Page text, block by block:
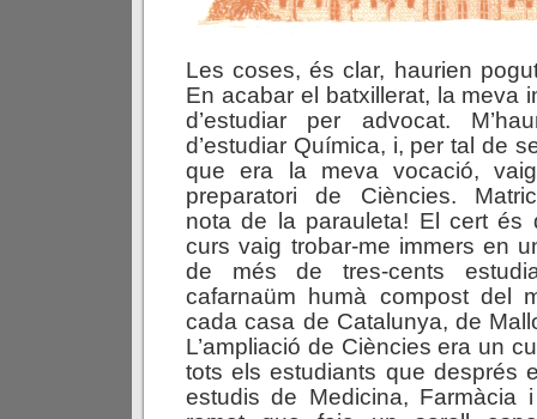
Les coses, és clar, haurien
En acabar el batxillerat, la meva
d’estudiar per advocat.
d’estudiar Química, i, per tal de
que era la meva vocació,
preparatori de Ciències.
nota de la parauleta! El cert és
curs vaig trobar-me immers en
de més de tres-cents
cafarnaüm humà compost del
cada casa de Catalunya, de
L’ampliació de Ciències era un
tots els estudiants que després
estudis de Medicina, Farmàcia